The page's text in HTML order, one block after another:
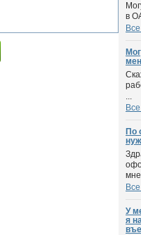
в
...
По
У
я